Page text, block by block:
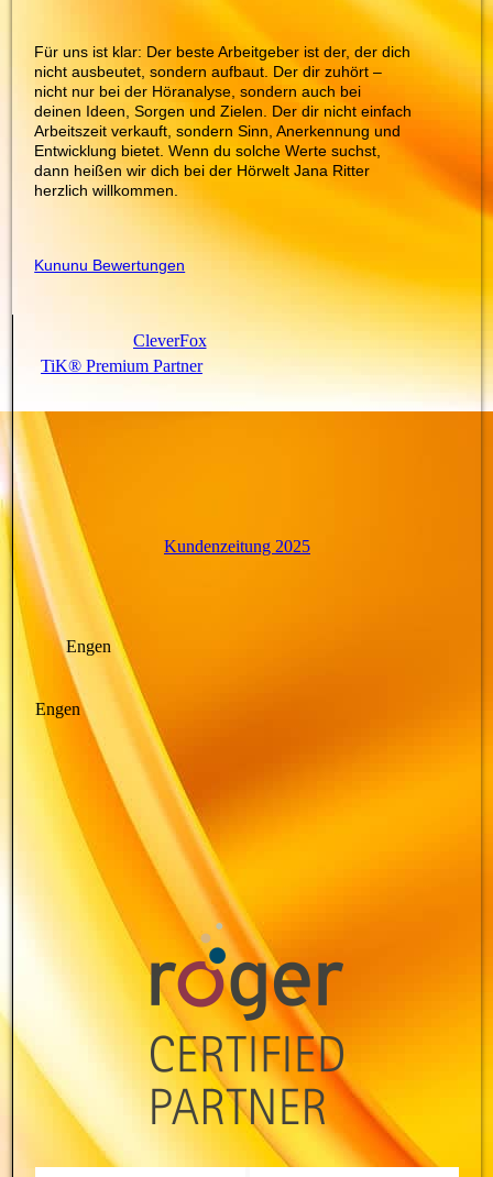
Für uns ist klar: Der beste Arbeitgeber ist der, der dich
nicht ausbeutet, sondern aufbaut. Der dir zuhört –
nicht nur bei der Höranalyse, sondern auch bei
deinen Ideen, Sorgen und Zielen. Der dir nicht einfach
Arbeitszeit verkauft, sondern Sinn, Anerkennung und
Entwicklung bietet. Wenn du solche Werte suchst,
dann heißen wir dich bei der Hörwelt Jana Ritter
herzlich willkommen.
Kununu Bewertungen
CleverFox
TiK® Premium Partner
Kundenzeitung 2025
Engen
Engen